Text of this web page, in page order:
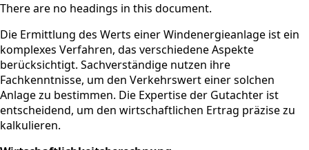
There are no headings in this document.
Die Ermittlung des Werts einer Windenergieanlage ist ein
komplexes Verfahren, das verschiedene Aspekte
berücksichtigt. Sachverständige nutzen ihre
Fachkenntnisse, um den Verkehrswert einer solchen
Anlage zu bestimmen. Die Expertise der Gutachter ist
entscheidend, um den wirtschaftlichen Ertrag präzise zu
kalkulieren.